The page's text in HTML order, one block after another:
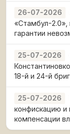
26-07-2026
«Стамбул-2.0»,
гарантии
25-07-2026
18-й и 24-й
25-07-2026
конфискацию и
компенсации